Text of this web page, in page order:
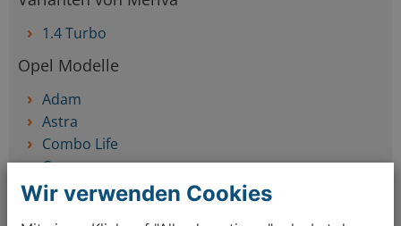
1.4 Turbo
Opel Modelle
Adam
Astra
Combo Life
Corsa
Crossland X
Wir verwenden Cookies